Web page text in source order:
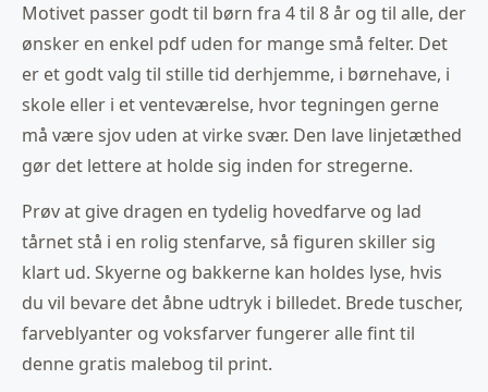
Motivet passer godt til børn fra 4 til 8 år og til alle, der
ønsker en enkel pdf uden for mange små felter. Det
er et godt valg til stille tid derhjemme, i børnehave, i
skole eller i et venteværelse, hvor tegningen gerne
må være sjov uden at virke svær. Den lave linjetæthed
gør det lettere at holde sig inden for stregerne.
Prøv at give dragen en tydelig hovedfarve og lad
tårnet stå i en rolig stenfarve, så figuren skiller sig
klart ud. Skyerne og bakkerne kan holdes lyse, hvis
du vil bevare det åbne udtryk i billedet. Brede tuscher,
farveblyanter og voksfarver fungerer alle fint til
denne gratis malebog til print.